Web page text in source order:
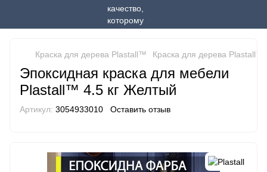
Краска для дерева Plastall™ Краска для дерева Plastall™
Эпоксидная краска для мебели
Plastall™ 4.5 кг Желтый
Артикул: 3054933010 Оставить отзыв